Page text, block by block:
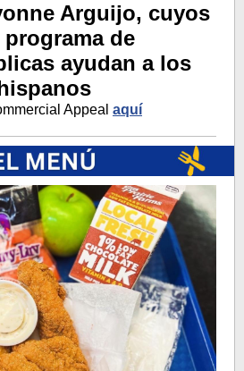
Arguijo, cuyos
de
ayudan a los
Appeal aquí